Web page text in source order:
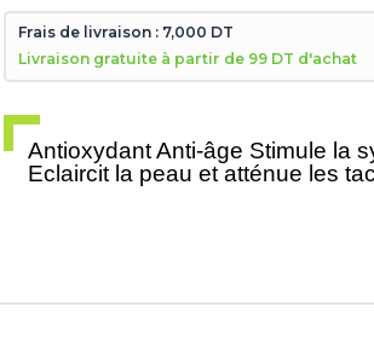
Frais de livraison : 7,000 DT
Livraison gratuite à partir de 99 DT d'achat
Antioxydant Anti-âge Stimule la
Eclaircit la peau et atténue les